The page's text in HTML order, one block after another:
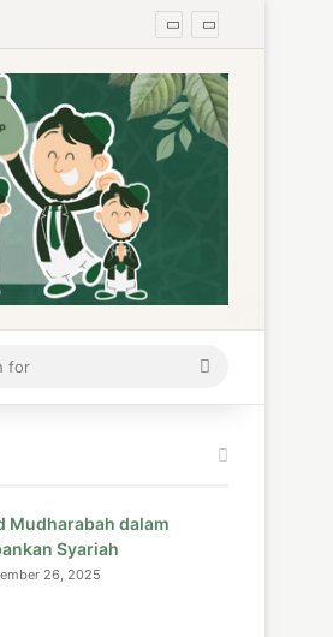
Search
for
Mudharabah dalam
Syariah
26, 2025